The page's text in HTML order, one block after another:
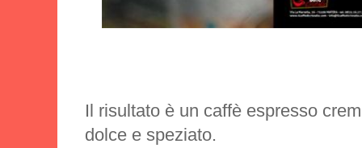
Il risultato è un caffè espresso
dolce e speziato.